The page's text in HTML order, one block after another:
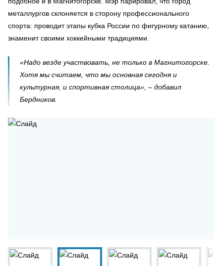
металлургов склоняется в сторону профессионального
спорта: проводит этапы кубка России по фигурному катанию,
знаменит своими хоккейными традициями.
«Надо везде участвовать, не только в Магнитогорске.
Хотя мы считаем, что мы основная сегодня и
культурная, и спортивная столица», – добавил
Бердников.